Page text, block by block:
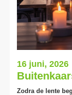
16 juni, 2026
Zodra de lente